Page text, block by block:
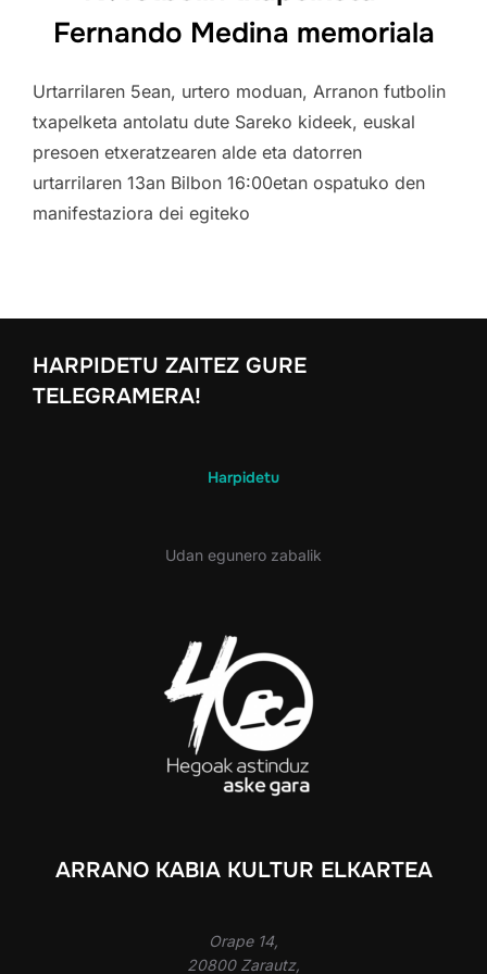
Fernando Medina memoriala
Urtarrilaren 5ean, urtero moduan, Arranon futbolin
txapelketa antolatu dute Sareko kideek, euskal
presoen etxeratzearen alde eta datorren
urtarrilaren 13an Bilbon 16:00etan ospatuko den
manifestaziora dei egiteko
HARPIDETU ZAITEZ GURE
TELEGRAMERA!
Harpidetu
Udan egunero zabalik
ARRANO KABIA KULTUR ELKARTEA
Orape 14,
20800 Zarautz,